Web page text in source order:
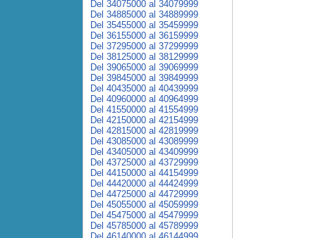
Del 34075000 al 34079999
Del 34885000 al 34889999
Del 35455000 al 35459999
Del 36155000 al 36159999
Del 37295000 al 37299999
Del 38125000 al 38129999
Del 39065000 al 39069999
Del 39845000 al 39849999
Del 40435000 al 40439999
Del 40960000 al 40964999
Del 41550000 al 41554999
Del 42150000 al 42154999
Del 42815000 al 42819999
Del 43085000 al 43089999
Del 43405000 al 43409999
Del 43725000 al 43729999
Del 44150000 al 44154999
Del 44420000 al 44424999
Del 44725000 al 44729999
Del 45055000 al 45059999
Del 45475000 al 45479999
Del 45785000 al 45789999